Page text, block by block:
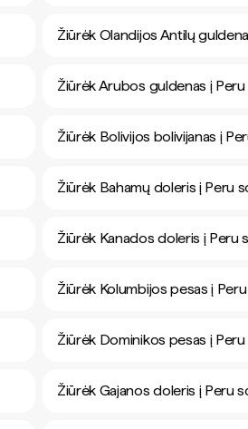
Žiūrėk Olandijos Antilų
Žiūrėk Arubos guldenas į
Žiūrėk Bolivijos bolivijanas į
Žiūrėk Bahamų doleris į Peru
Žiūrėk Kanados doleris į Peru
Žiūrėk Kolumbijos pesas į
Žiūrėk Dominikos pesas į
Žiūrėk Gajanos doleris į Peru